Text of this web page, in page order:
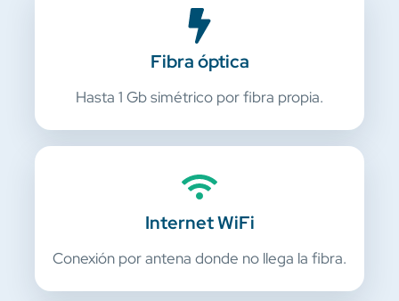
Fibra óptica
Hasta 1 Gb simétrico por fibra propia.
Internet WiFi
Conexión por antena donde no llega la fibra.